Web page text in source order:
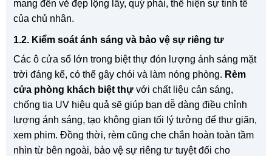
mang đến vẻ đẹp lộng lẫy, quý phái, thể hiện sự tinh tế
của chủ nhân.
1.2. Kiểm soát ánh sáng và bảo vệ sự riêng tư
Các ô cửa sổ lớn trong biệt thự đón lượng ánh sáng mặt
trời đáng kể, có thể gây chói và làm nóng phòng. Rèm
cửa phòng khách biệt thự với chất liệu cản sáng,
chống tia UV hiệu quả sẽ giúp bạn dễ dàng điều chỉnh
lượng ánh sáng, tạo không gian tối lý tưởng để thư giãn,
xem phim. Đồng thời, rèm cũng che chắn hoàn toàn tầm
nhìn từ bên ngoài, bảo vệ sự riêng tư tuyệt đối cho